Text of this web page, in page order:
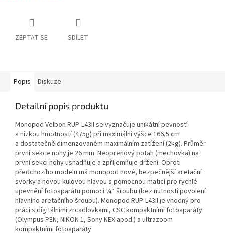
ZEPTAT SE SDÍLET
Popis Diskuze
Detailní popis produktu
Monopod Velbon RUP-L43II se vyznačuje unikátní pevností
a nízkou hmotností (475g) při maximální výšce 166,5 cm
a dostatečně dimenzovaném maximálním zatížení (2kg). Průměr
první sekce nohy je 26 mm. Neoprenový potah (mechovka) na
první sekci nohy usnadňuje a zpříjemňuje držení. Oproti
předchozího modelu má monopod nové, bezpečnější aretační
svorky a novou kulovou hlavou s pomocnou maticí pro rychlé
upevnění fotoaparátu pomocí ¼“ šroubu (bez nutnosti povolení
hlavního aretačního šroubu). Monopod RUP-L43II je vhodný pro
práci s digitálními zrcadlovkami, CSC kompaktními fotoaparáty
(Olympus PEN, NIKON 1, Sony NEX apod.) a ultrazoom
kompaktními fotoaparáty.